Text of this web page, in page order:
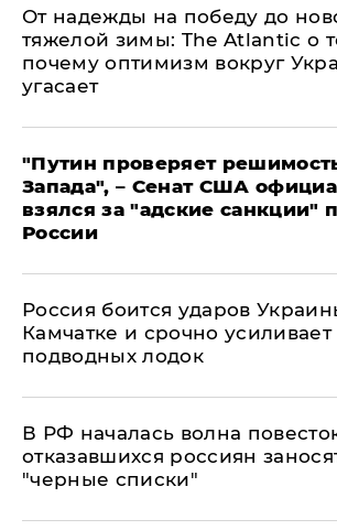
От надежды на победу до
тяжелой зимы: The Atlantic о
почему оптимизм вокруг
угасает
"Путин проверяет
Запада", – Сенат США
взялся за "адские санкции"
России
Россия боится ударов
Камчатке и срочно
подводных лодок
​В РФ началась волна
отказавшихся россиян
"черные списки"